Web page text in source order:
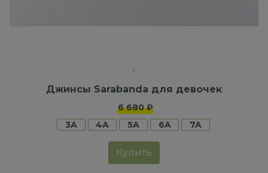
Джинсы Sarabanda для девочек
6 680 ₽
3A
4A 5A 6A 7A
Купить